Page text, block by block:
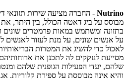
Nutrino - החברה מציעה שירות תזונאי
מבוסס על ביג דאטה הכולל, בין היתר,
בתזונה ומשתמש במאות פרמטרים שונים
על אנשים שונים, על מנת לעזור לאנשים
לאכול כדי להשיג את המטרות
מסייעת לנזקקים לה לתכנן את
שלהם, יעדי הפעילות הגופנית שלהם
והיא אינה מבוססת על ספירת קלוריות.